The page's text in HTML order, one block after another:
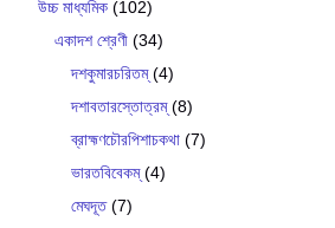
উচ্চ মাধ্যমিক (102)
একাদশ শ্রেণী (34)
দশকুমারচরিতম্(4)
দশাবতারস্তোত্রম্(8)
ব্রাহ্মণচৌরপিশাচকথা (7)
ভারতবিবেকম্(4)
মেঘদূত(7)